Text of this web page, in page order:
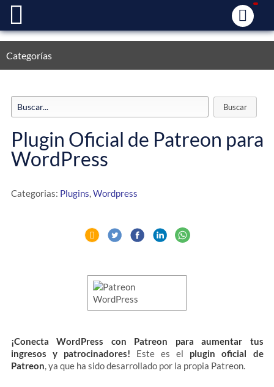
Categorías
Plugin Oficial de Patreon para
WordPress
Categorias: Plugins,Wordpress
¡Conecta WordPress con Patreon para aumentar tus
ingresos y patrocinadores! Este es el plugin oficial de
Patreon, ya que ha sido desarrollado por la propia Patreon.